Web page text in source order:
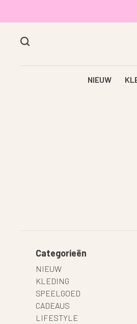
NIEUW
Categorieën
NIEUW
KLEDING
SPEELGOED
CADEAUS
LIFESTYLE